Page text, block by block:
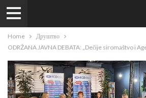
Home
Друштво
ODRŽANA JAVNA DEBATA: „Dečije siromaštvo i